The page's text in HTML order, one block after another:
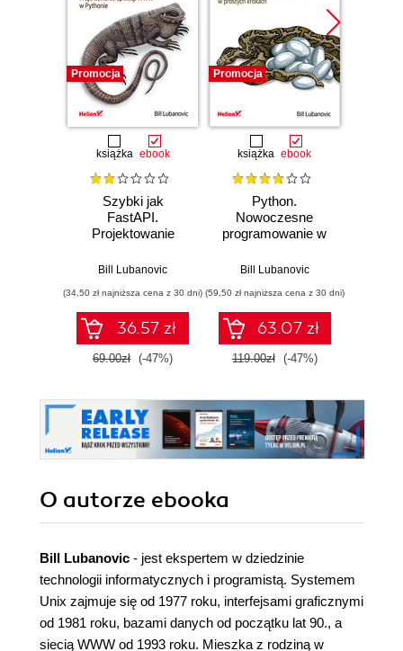
Promocja
książka ebook
Szybki jak
FastAPI.
Projektowanie
Pythonie
Bill Lubanovic
(34,50 zł najniższa cena z 30 dni)
36.57 zł
69.00zł (-47%)
Promocja
książka ebook
Python.
Nowoczesne
programowanie w
Wydanie II
Bill Lubanovic
(59,50 zł najniższa cena z 30 dni)
63.07 zł
119.00zł (-47%)
O autorze ebooka
Bill Lubanovic - jest ekspertem w dziedzinie
technologii informatycznych i programistą. Systemem
Unix zajmuje się od 1977 roku, interfejsami graficznymi
od 1981 roku, bazami danych od początku lat 90., a
siecią WWW od 1993 roku. Mieszka z rodziną w